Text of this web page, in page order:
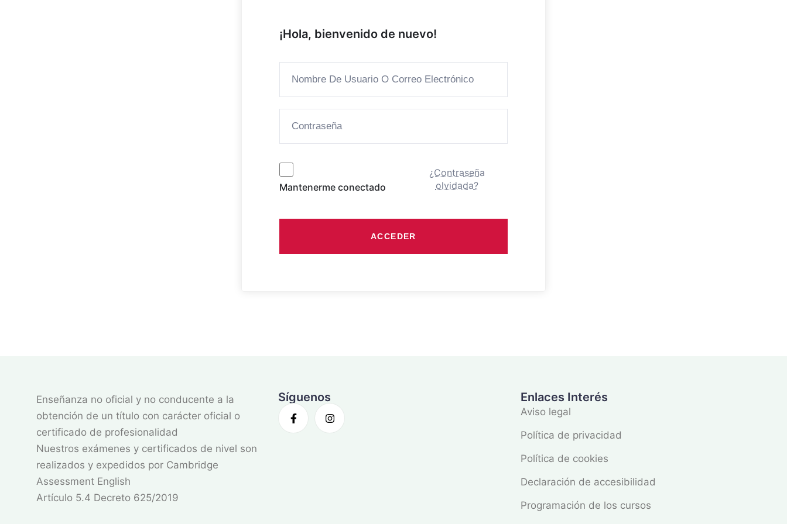
¡Hola, bienvenido de nuevo!
Mantenerme conectado
¿Contraseña
olvidada?
ACCEDER
Enseñanza no oficial y no conducente a la
obtención de un título con carácter oficial o
certificado de profesionalidad
Nuestros exámenes y certificados de nivel son
realizados y expedidos por Cambridge
Assessment English
Artículo 5.4 Decreto 625/2019
Síguenos Enlaces Interés
Aviso legal
Política de privacidad
Política de cookies
Declaración de accesibilidad
Programación de los cursos